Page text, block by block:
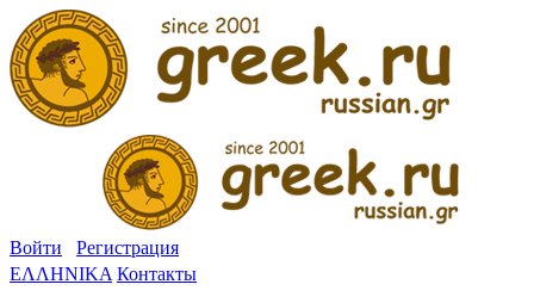
Войти
Регистрация
ΕΛΛΗΝΙΚΑ Контакты